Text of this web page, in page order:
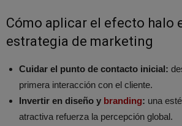
Cómo aplicar el efecto halo
estrategia de marketing
Cuidar el punto de contacto inicial:
primera interacción con el cliente.
Invertir en diseño y branding: una
atractiva refuerza la percepción global.